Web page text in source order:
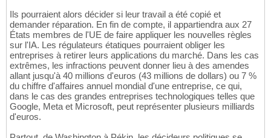
Ils pourraient alors décider si leur travail a été copié et
demander réparation. En fin de compte, il appartiendra aux 27
États membres de l'UE de faire appliquer les nouvelles règles
sur l'IA. Les régulateurs étatiques pourraient obliger les
entreprises à retirer leurs applications du marché. Dans les cas
extrêmes, les infractions peuvent donner lieu à des amendes
allant jusqu'à 40 millions d'euros (43 millions de dollars) ou 7 %
du chiffre d'affaires annuel mondial d'une entreprise, ce qui,
dans le cas des grandes entreprises technologiques telles que
Google, Meta et Microsoft, peut représenter plusieurs milliards
d'euros.